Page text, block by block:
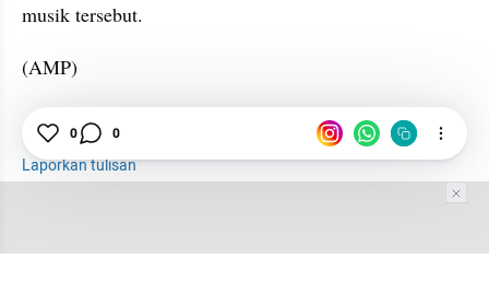
musik tersebut.
(AMP)
Musik Seni
Laporkan tulisan
0 0